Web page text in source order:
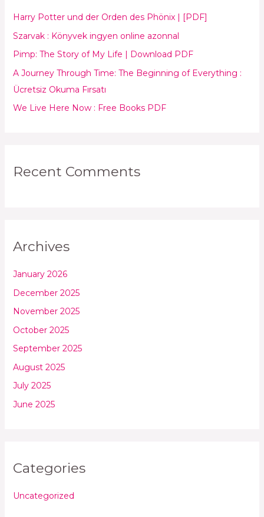
f
o
r
:
Harry Potter und der Orden des Phönix | [PDF]
Szarvak : Könyvek ingyen online azonnal
Pimp: The Story of My Life | Download PDF
A Journey Through Time: The Beginning of Everything :
Ücretsiz Okuma Fırsatı
We Live Here Now : Free Books PDF
Recent Comments
Archives
January 2026
December 2025
November 2025
October 2025
September 2025
August 2025
July 2025
June 2025
Categories
Uncategorized